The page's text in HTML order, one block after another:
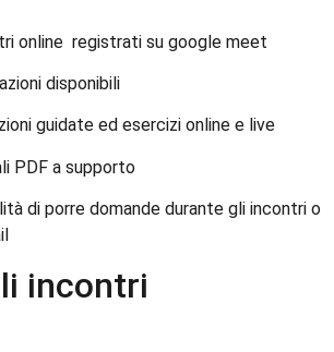
online registrati su google meet
disponibili
guidate ed esercizi online e live
PDF a supporto
di porre domande durante gli incontri o
incontri